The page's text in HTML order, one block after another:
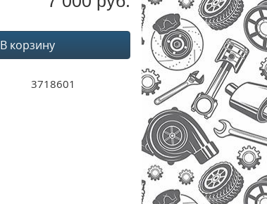
В корзину
3718601